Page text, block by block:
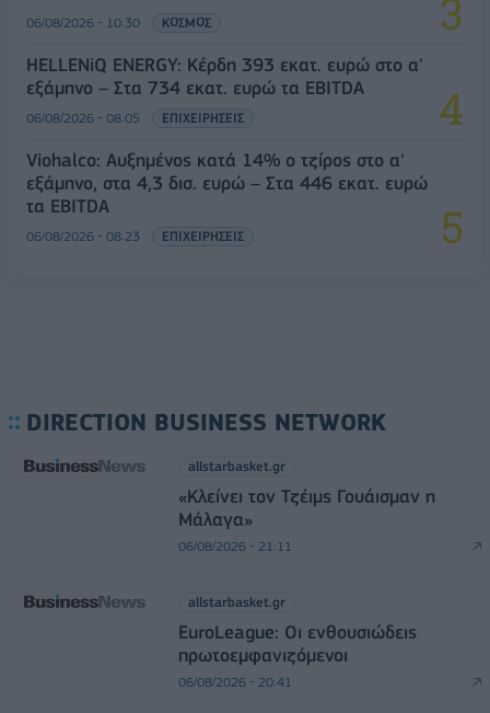
06/08/2026 - 10:30 ΚΟΣΜΟΣ
HELLENiQ ENERGY: Κέρδη 393 εκατ. ευρώ στο α'
εξάμηνο – Στα 734 εκατ. ευρώ τα EBITDA
06/08/2026 - 08:05 ΕΠΙΧΕΙΡΗΣΕΙΣ
Viohalco: Αυξημένος κατά 14% ο τζίρος στο α'
εξάμηνο, στα 4,3 δισ. ευρώ – Στα 446 εκατ. ευρώ
τα EBITDA
06/08/2026 - 08:23 ΕΠΙΧΕΙΡΗΣΕΙΣ
DIRECTION BUSINESS NETWORK
allstarbasket.gr
«Κλείνει τον Τζέιμς Γουάισμαν η
Μάλαγα»
06/08/2026 - 21:11
allstarbasket.gr
EuroLeague: Οι ενθουσιώδεις
πρωτοεμφανιζόμενοι
06/08/2026 - 20:41